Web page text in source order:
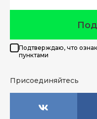
Подтверждаю, что
пунктами
Присоединяйтесь